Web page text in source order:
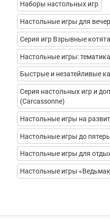
Наборы настольных игр
Настольные игры для
Серия игр Взрывные котята
Настольные игры: тематика
Быстрые и незатейливые
Серия настольных игр и
(Carcassonne)
Настольные игры на
Настольные игры до
Настольные игры для
Настольные игры